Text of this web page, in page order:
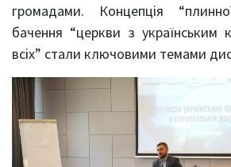
громадами. Концепція
бачення “церкви з українським
всіх” стали ключовими темами